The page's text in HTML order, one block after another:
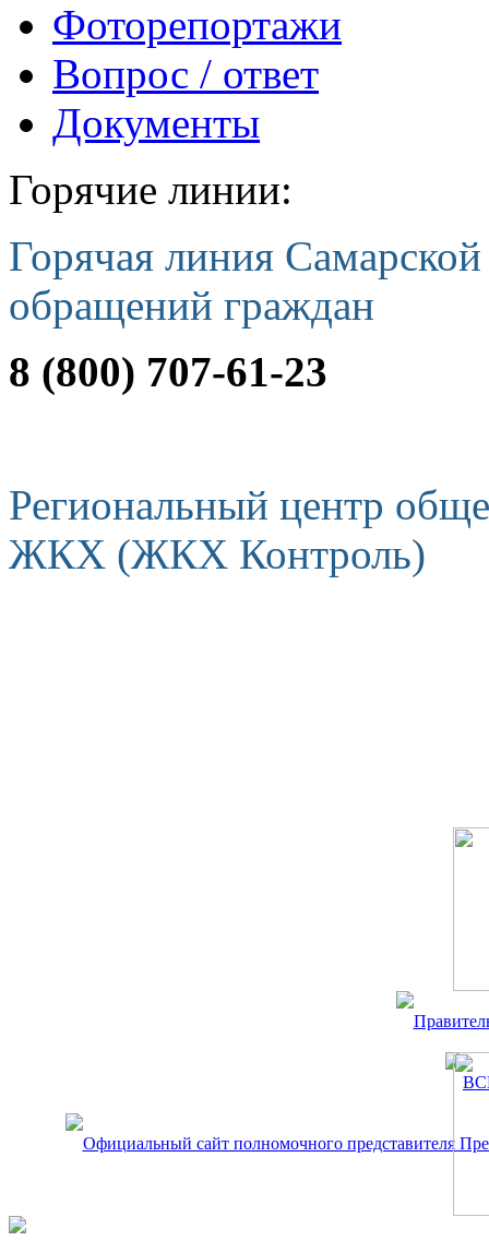
Фоторепортажи
Вопрос / ответ
Документы
Горячие линии:
Горячая линия
обращений граждан
8 (800) 707-61-23
Региональный центр
ЖКХ (ЖКХ Контроль)